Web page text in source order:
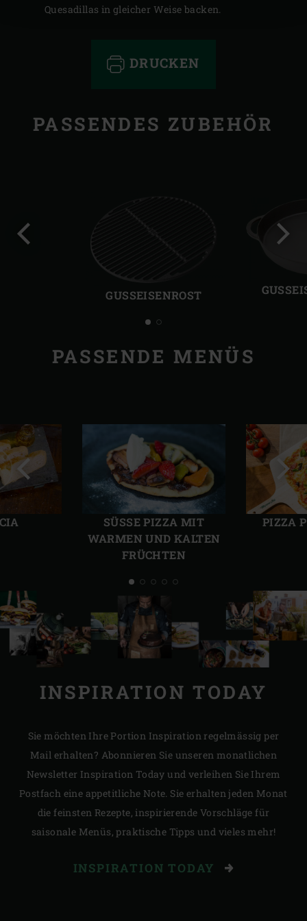
Quesadillas in gleicher Weise backen.
DRUCKEN
PASSENDES ZUBEHÖR
GUSSEISENROST
PASSENDE MENÜS
SÜSSE PIZZA MIT
WARMEN UND KALTEN
FRÜCHTEN
PIZZA
Folie
Folie
INSPIRATION TODAY
Sie möchten Ihre Portion Inspiration regelmässig per
Mail erhalten? Abonnieren Sie unseren monatlichen
Newsletter Inspiration Today und verleihen Sie Ihrem
Postfach eine appetitliche Note. Sie erhalten jeden Monat
die feinsten Rezepte, inspirierende Vorschläge für
saisonale Menüs, praktische Tipps und vieles mehr!
INSPIRATION TODAY